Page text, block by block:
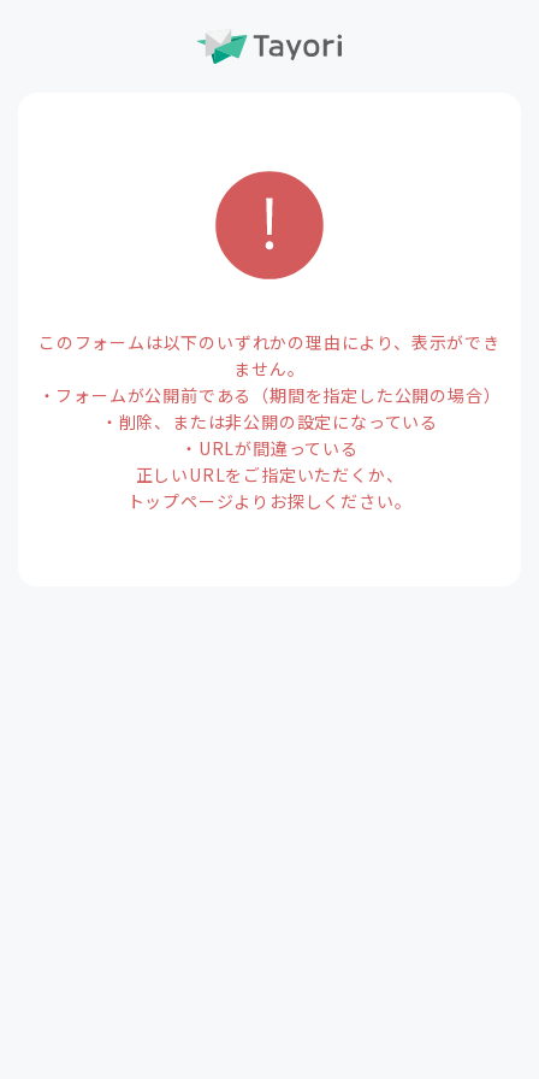
このフォームは以下のいずれかの理由により、表示ができ
ません。
・フォームが公開前である（期間を指定した公開の場合）
・削除、または非公開の設定になっている
・URLが間違っている
正しいURLをご指定いただくか、
トップページよりお探しください。